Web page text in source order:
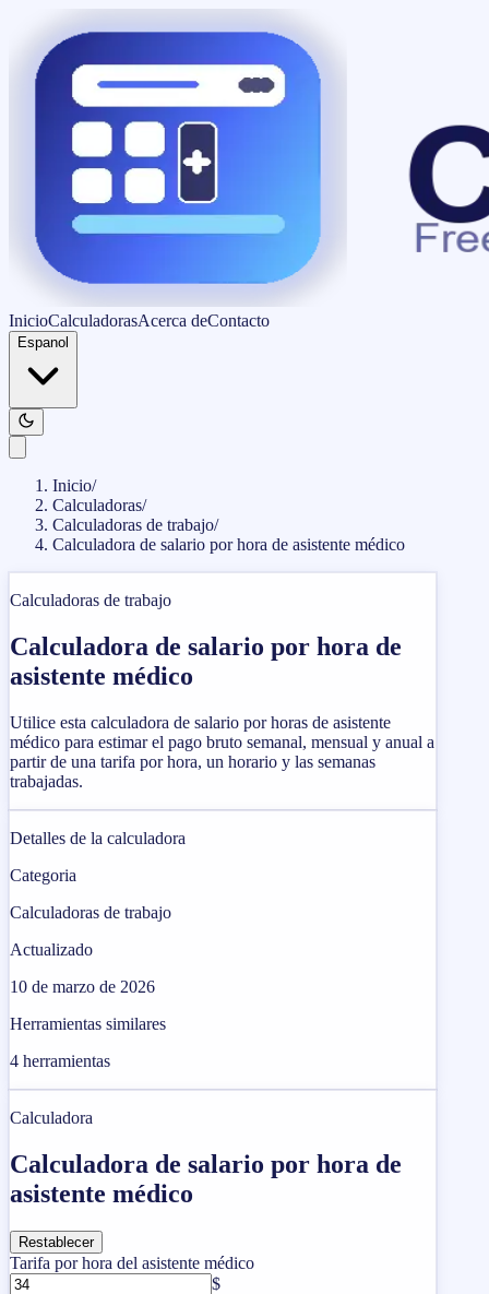
InicioCalculadorasAcerca deContacto
Espanol
Inicio/
Calculadoras/
Calculadoras de trabajo/
Calculadora de salario por hora de asistente médico
Calculadoras de trabajo
Calculadora de salario por hora de
asistente médico
Utilice esta calculadora de salario por horas de asistente
médico para estimar el pago bruto semanal, mensual y anual a
partir de una tarifa por hora, un horario y las semanas
trabajadas.
Detalles de la calculadora
Categoria
Calculadoras de trabajo
Actualizado
10 de marzo de 2026
Herramientas similares
4 herramientas
Calculadora
Calculadora de salario por hora de
asistente médico
Restablecer
Tarifa por hora del asistente médico
$